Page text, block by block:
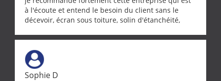
à l'écoute et entend le besoin du client sans le
décevoir, écran sous toiture, solin d'étanchéité,
récupérateur d'eau, tout a été parfaitement mis en
œuvre sans besoin d'y revenir. confiance assurée.
Sophie D